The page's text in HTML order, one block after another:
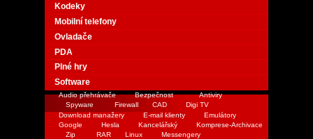
Kodeky
Mobilní telefony
Ovladače
PDA
Plné hry
Software
Audio přehrávače Bezpečnost
Antiviry
Spyware
Firewall CAD
Digi TV
Download manažery
E-mail klienty
Emulátory
Google
Hesla Kancelářský
Komprese-Archivace
Zip
RAR Linux
Messengery